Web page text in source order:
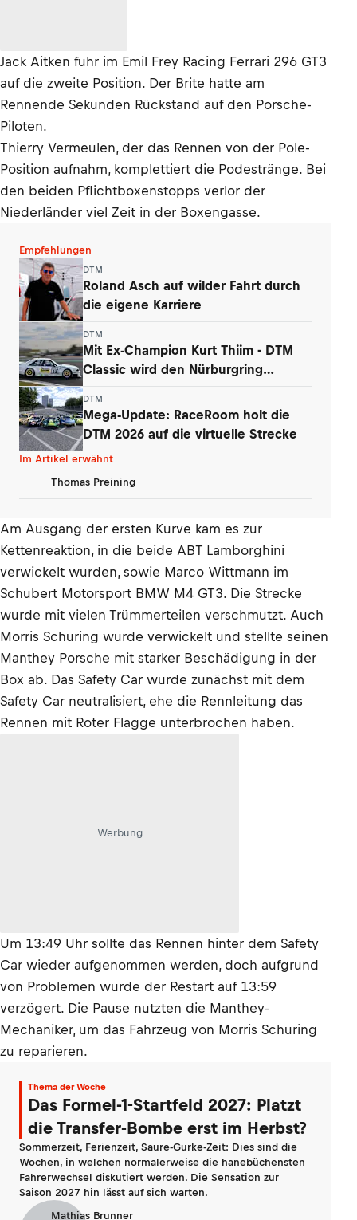
Jack Aitken fuhr im Emil Frey Racing Ferrari 296 GT3
auf die zweite Position. Der Brite hatte am
Rennende Sekunden Rückstand auf den Porsche-
Piloten.
Thierry Vermeulen, der das Rennen von der Pole-
Position aufnahm, komplettiert die Podestränge. Bei
den beiden Pflichtboxenstopps verlor der
Niederländer viel Zeit in der Boxengasse.
Empfehlungen
DTM
Roland Asch auf wilder Fahrt durch
die eigene Karriere
DTM
Mit Ex-Champion Kurt Thiim - DTM
Classic wird den Nürburgring
DTM
Mega-Update: RaceRoom holt die
DTM 2026 auf die virtuelle Strecke
Im Artikel erwähnt
Thomas Preining
Am Ausgang der ersten Kurve kam es zur
Kettenreaktion, in die beide ABT Lamborghini
verwickelt wurden, sowie Marco Wittmann im
Schubert Motorsport BMW M4 GT3. Die Strecke
wurde mit vielen Trümmerteilen verschmutzt. Auch
Morris Schuring wurde verwickelt und stellte seinen
Manthey Porsche mit starker Beschädigung in der
Box ab. Das Safety Car wurde zunächst mit dem
Safety Car neutralisiert, ehe die Rennleitung das
Rennen mit Roter Flagge unterbrochen haben.
Werbung
Um 13:49 Uhr sollte das Rennen hinter dem Safety
Car wieder aufgenommen werden, doch aufgrund
von Problemen wurde der Restart auf 13:59
verzögert. Die Pause nutzten die Manthey-
Mechaniker, um das Fahrzeug von Morris Schuring
zu reparieren.
Thema der Woche
Das Formel-1-Startfeld 2027: Platzt
die Transfer-Bombe erst im Herbst?
Sommerzeit, Ferienzeit, Saure-Gurke-Zeit: Dies sind die
Wochen, in welchen normalerweise die hanebüchensten
Fahrerwechsel diskutiert werden. Die Sensation zur
Saison 2027 hin lässt auf sich warten.
Mathias Brunner